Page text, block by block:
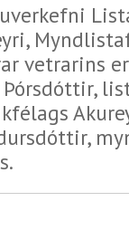
vetrarins